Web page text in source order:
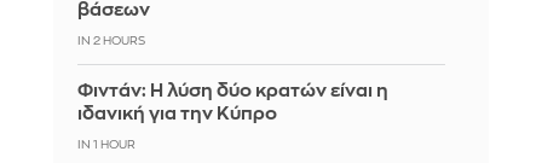
βάσεων
IN 2 HOURS
Φιντάν: Η λύση δύο κρατών είναι η
ιδανική για την Κύπρο
IN 1 HOUR